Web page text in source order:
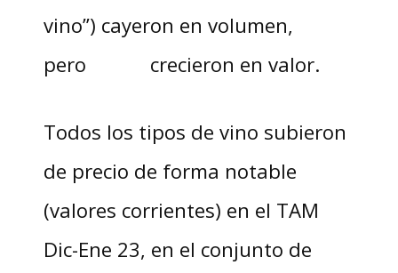
vino”) cayeron en volumen,
pero crecieron en valor.
Todos los tipos de vino subieron
de precio de forma notable
(valores corrientes) en el TAM
Dic-Ene 23, en el conjunto de